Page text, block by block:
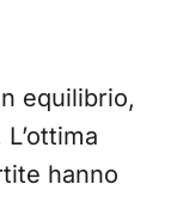
equilibrio,
hanno